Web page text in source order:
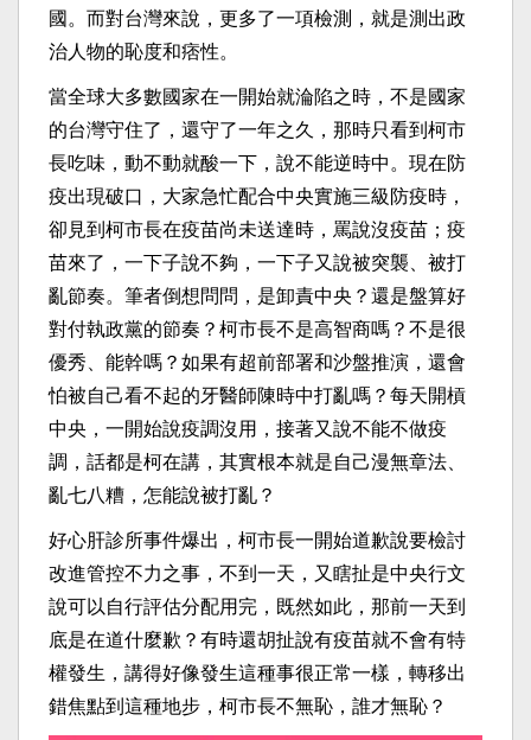
國。而對台灣來說，更多了一項檢測，就是測出政
治人物的恥度和痞性。
當全球大多數國家在一開始就淪陷之時，不是國家
的台灣守住了，還守了一年之久，那時只看到柯市
長吃味，動不動就酸一下，說不能逆時中。現在防
疫出現破口，大家急忙配合中央實施三級防疫時，
卻見到柯市長在疫苗尚未送達時，罵說沒疫苗；疫
苗來了，一下子說不夠，一下子又說被突襲、被打
亂節奏。筆者倒想問問，是卸責中央？還是盤算好
對付執政黨的節奏？柯市長不是高智商嗎？不是很
優秀、能幹嗎？如果有超前部署和沙盤推演，還會
怕被自己看不起的牙醫師陳時中打亂嗎？每天開槓
中央，一開始說疫調沒用，接著又說不能不做疫
調，話都是柯在講，其實根本就是自己漫無章法、
亂七八糟，怎能說被打亂？
好心肝診所事件爆出，柯市長一開始道歉說要檢討
改進管控不力之事，不到一天，又瞎扯是中央行文
說可以自行評估分配用完，既然如此，那前一天到
底是在道什麼歉？有時還胡扯說有疫苗就不會有特
權發生，講得好像發生這種事很正常一樣，轉移出
錯焦點到這種地步，柯市長不無恥，誰才無恥？